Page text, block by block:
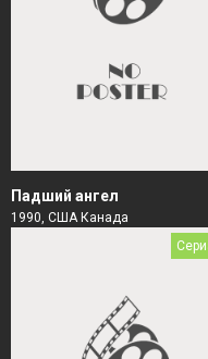
Падший ангел
1990, США Канада